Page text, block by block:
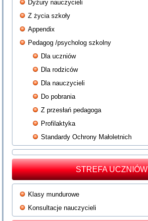
Dyżury nauczycieli
Z życia szkoły
Appendix
Pedagog /psycholog szkolny
Dla uczniów
Dla rodziców
Dla nauczycieli
Do pobrania
Z przesłań pedagoga
Profilaktyka
Standardy Ochrony Małoletnich
STREFA UCZNIÓW
Klasy mundurowe
Konsultacje nauczycieli